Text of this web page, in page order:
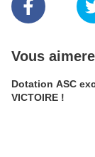
Vous
Dotation ASC
VICTOIRE !